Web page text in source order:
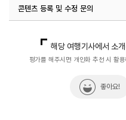
콘텐츠 등록 및 수정 문의
해당 여행기사에서 소
평가를 해주시면 개인화 추천 시 활
좋아요!